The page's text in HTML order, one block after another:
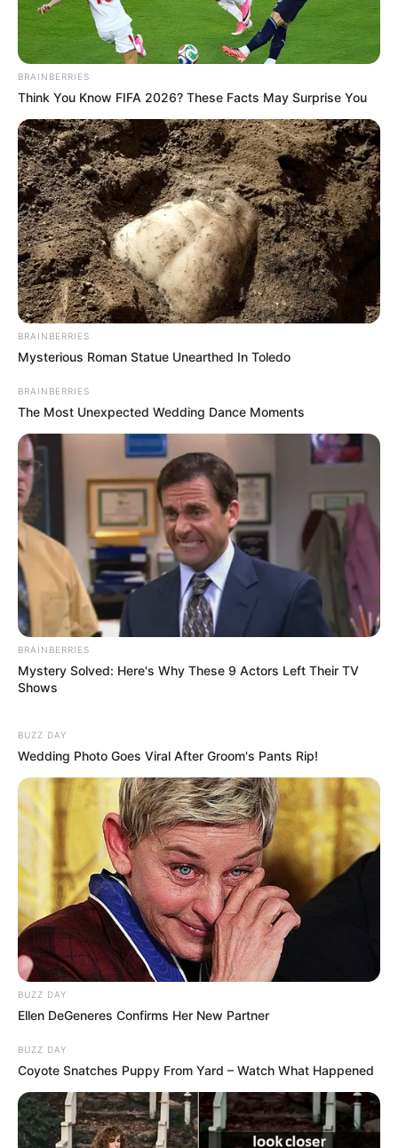
BRAINBERRIES
Think You Know FIFA 2026? These Facts May Surprise You
BRAINBERRIES
Mysterious Roman Statue Unearthed In Toledo
BRAINBERRIES
The Most Unexpected Wedding Dance Moments
BRAINBERRIES
Mystery Solved: Here's Why These 9 Actors Left Their TV
Shows
BUZZ DAY
Wedding Photo Goes Viral After Groom's Pants Rip!
BUZZ DAY
Ellen DeGeneres Confirms Her New Partner
BUZZ DAY
Coyote Snatches Puppy From Yard – Watch What Happened